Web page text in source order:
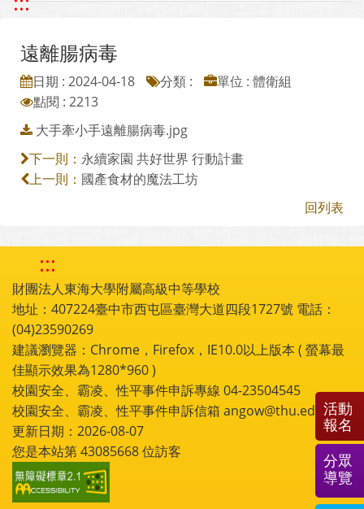
遠離腸病毒
日期 : 2024-04-18 分類 :
單位 : 體衛組
點閱 : 2213
大手牽小手遠離腸病毒.jpg
下一則： 永續家園 共好世界 行動計畫
上一則： 國產食材的魔法工坊
回列表
:::
財團法人東海大學附屬高級中等學校
地址：407224臺中市西屯區臺灣大道四段1727號 電話：
(04)23590269
建議瀏覽器：Chrome，Firefox，IE10.0以上版本 ( 螢幕最
佳顯示效果為1280*960 )
校園安全、霸凌、性平事件申訴專線 04-23504545
校園安全、霸凌、性平事件申訴信箱 angow@thu.edu.tw
更新日期：2026-08-07
您是本站第43085668位訪客
活動
報名
分眾
導覽